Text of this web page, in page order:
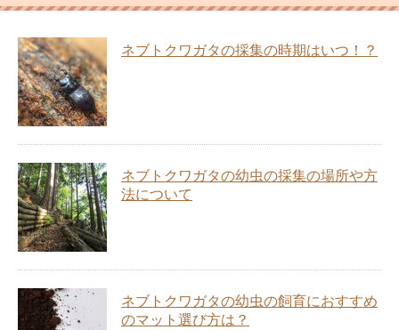
ネブトクワガタの採集の時期はいつ！？
ネブトクワガタの幼虫の採集の場所や方
法について
ネブトクワガタの幼虫の飼育におすすめ
のマット選び方は？